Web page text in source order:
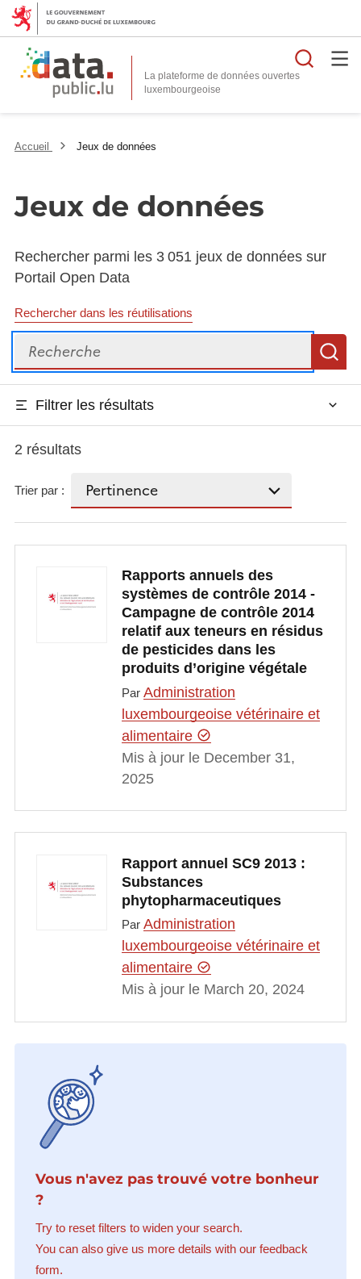
La plateforme de données ouvertes
Accueil Jeux de données
Jeux de données
Rechercher parmi les 3 051 jeux de données sur
Portail Open Data
Rechercher dans les réutilisations
Recherche
Filtrer les résultats
2 résultats
Trier par :
Rapports annuels des
systèmes de contrôle 2014 -
Campagne de contrôle 2014
relatif aux teneurs en résidus
de pesticides dans les
produits d’origine végétale
Par Administration
luxembourgeoise vétérinaire et
alimentaire
Mis à jour le December 31,
2025
Rapport annuel SC9 2013 :
Substances
phytopharmaceutiques
Par Administration
luxembourgeoise vétérinaire et
alimentaire
Mis à jour le March 20, 2024
Vous n'avez pas trouvé votre bonheur
?
Try to reset filters to widen your search.
You can also give us more details with our feedback
form.